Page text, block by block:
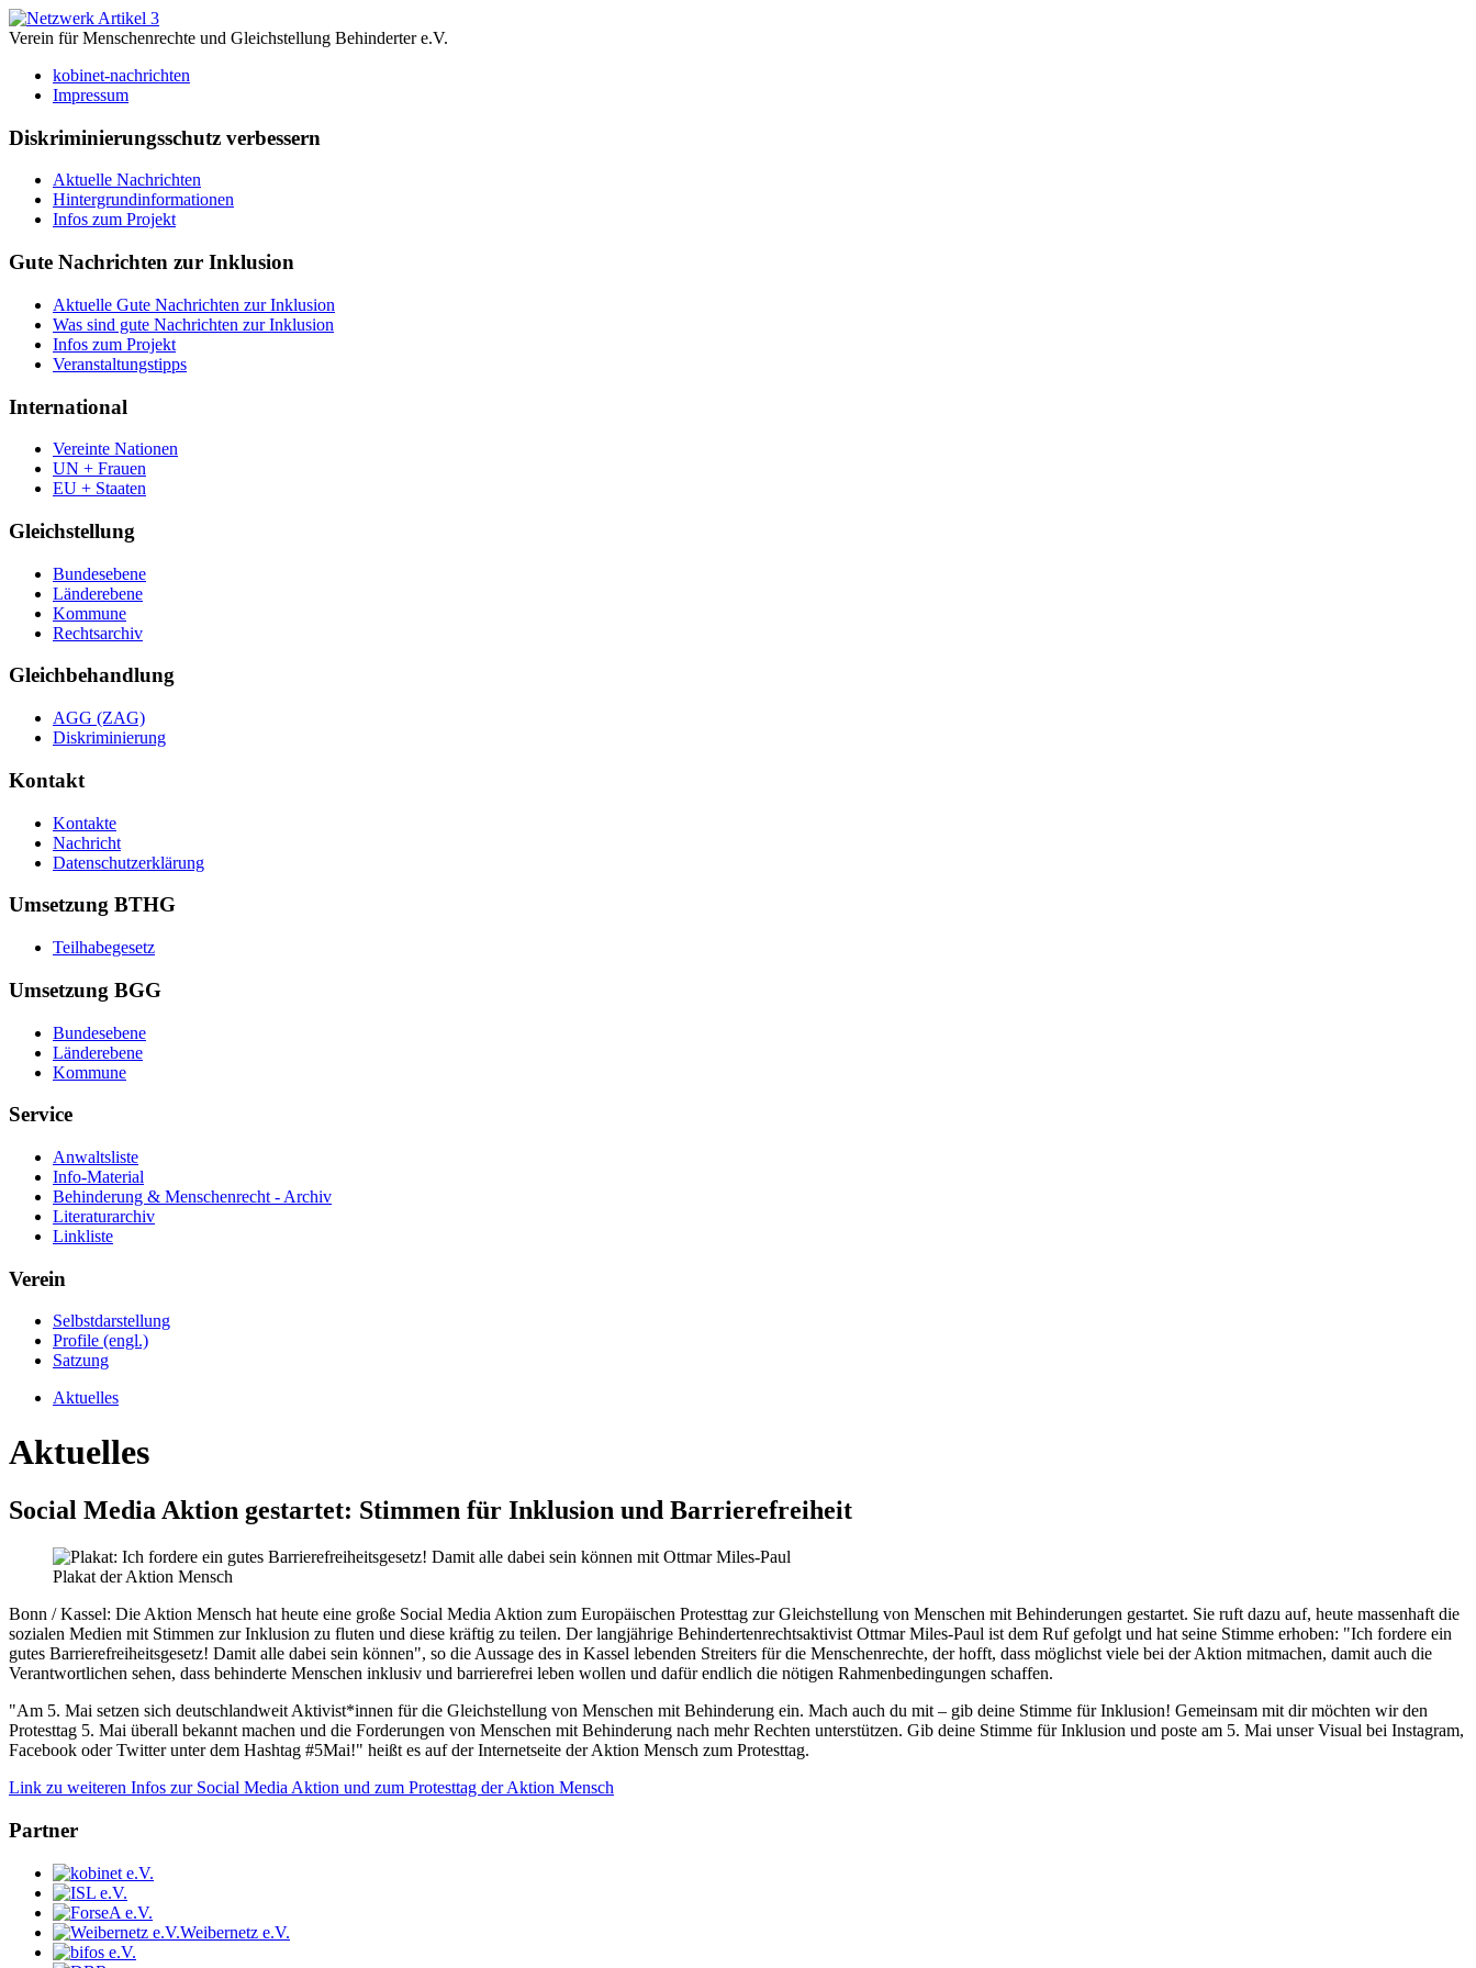
Verein für Menschenrechte und Gleichstellung Behinderter e.V.
kobinet-nachrichten
Impressum
Diskriminierungsschutz verbessern
Aktuelle Nachrichten
Hintergrundinformationen
Infos zum Projekt
Gute Nachrichten zur Inklusion
Aktuelle Gute Nachrichten zur Inklusion
Was sind gute Nachrichten zur Inklusion
Infos zum Projekt
Veranstaltungstipps
International
Vereinte Nationen
UN + Frauen
EU + Staaten
Gleichstellung
Bundesebene
Länderebene
Kommune
Rechtsarchiv
Gleichbehandlung
AGG (ZAG)
Diskriminierung
Kontakt
Kontakte
Nachricht
Datenschutzerklärung
Umsetzung BTHG
Teilhabegesetz
Umsetzung BGG
Bundesebene
Länderebene
Kommune
Service
Anwaltsliste
Info-Material
Behinderung & Menschenrecht - Archiv
Literaturarchiv
Linkliste
Verein
Selbstdarstellung
Profile (engl.)
Satzung
Aktuelles
Aktuelles
Social Media Aktion gestartet: Stimmen für Inklusion und Barrierefreiheit
Plakat der Aktion Mensch
Bonn / Kassel: Die Aktion Mensch hat heute eine große Social Media Aktion zum Europäischen Protesttag zur Gleichstellung von Menschen mit Behinderungen gestartet. Sie ruft dazu auf, heute massenhaft die
sozialen Medien mit Stimmen zur Inklusion zu fluten und diese kräftig zu teilen. Der langjährige Behindertenrechtsaktivist Ottmar Miles-Paul ist dem Ruf gefolgt und hat seine Stimme erhoben: "Ich fordere ein
gutes Barrierefreiheitsgesetz! Damit alle dabei sein können", so die Aussage des in Kassel lebenden Streiters für die Menschenrechte, der hofft, dass möglichst viele bei der Aktion mitmachen, damit auch die
Verantwortlichen sehen, dass behinderte Menschen inklusiv und barrierefrei leben wollen und dafür endlich die nötigen Rahmenbedingungen schaffen.
"Am 5. Mai setzen sich deutschlandweit Aktivist*innen für die Gleichstellung von Menschen mit Behinderung ein. Mach auch du mit – gib deine Stimme für Inklusion! Gemeinsam mit dir möchten wir den
Protesttag 5. Mai überall bekannt machen und die Forderungen von Menschen mit Behinderung nach mehr Rechten unterstützen. Gib deine Stimme für Inklusion und poste am 5. Mai unser Visual bei Instagram,
Facebook oder Twitter unter dem Hashtag #5Mai!" heißt es auf der Internetseite der Aktion Mensch zum Protesttag.
Link zu weiteren Infos zur Social Media Aktion und zum Protesttag der Aktion Mensch
Partner
Weibernetz e.V.